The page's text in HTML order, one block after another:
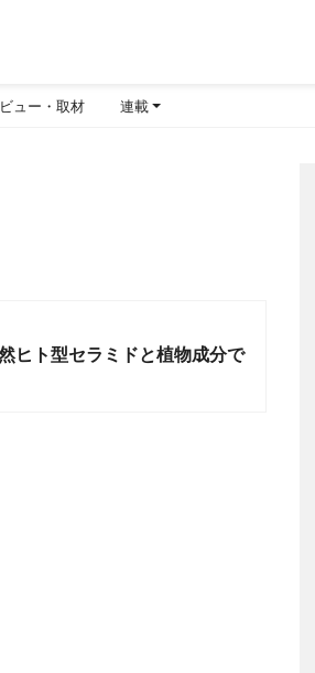
ュー・取材 連載
ヒト型セラミドと植物成分で